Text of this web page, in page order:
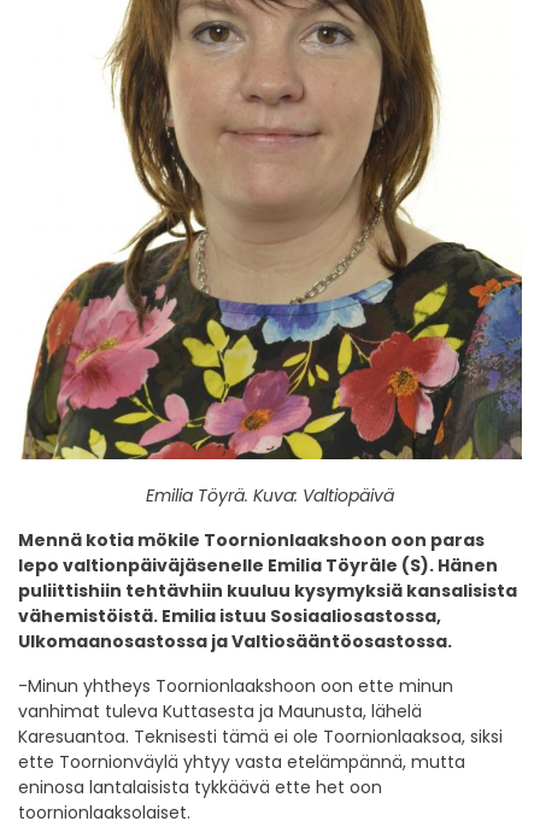
Emilia Töyrä. Kuva: Valtiopäivä
Mennä kotia mökile Toornionlaakshoon oon paras
lepo valtionpäiväjäsenelle Emilia Töyräle (S). Hänen
puliittishiin tehtävhiin kuuluu kysymyksiä kansalisista
vähemistöistä. Emilia istuu Sosiaaliosastossa,
Ulkomaanosastossa ja Valtiosääntöosastossa.
-Minun yhtheys Toornionlaakshoon oon ette minun
vanhimat tuleva Kuttasesta ja Maunusta, lähelä
Karesuantoa. Teknisesti tämä ei ole Toornionlaaksoa, siksi
ette Toornionväylä yhtyy vasta etelämpännä, mutta
eninosa lantalaisista tykkäävä ette het oon
toornionlaaksolaiset.